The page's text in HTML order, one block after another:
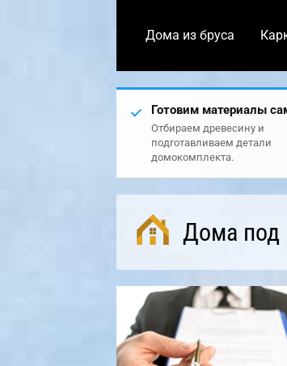
Дома из бруса
Готовим материалы
Отбираем древесину и
подготавливаем детали
домокомплекта.
Дома под